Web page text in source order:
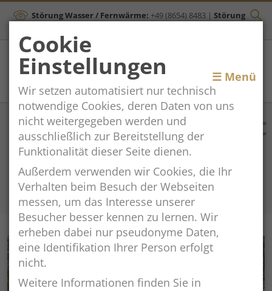
Störung Wasser / Fernwärme: +49 (8654) 8483 | Störung
Toggle
navigation
☰ Menü
Einwohnermeldeamt
und Standesamt am
9. März geschlossen
2026-03-03
Cookie
Einstellungen
Wir setzen automatisiert nur technisch
notwendige Cookies, deren Daten von uns
nicht weitergegeben werden und
ausschließlich zur Bereitstellung der
Funktionalität dieser Seite dienen.
Außerdem verwenden wir Cookies, die Ihr
Verhalten beim Besuch der Webseiten
messen, um das Interesse unserer
Besucher besser kennen zu lernen. Wir
erheben dabei nur pseudonyme Daten,
eine Identifikation Ihrer Person erfolgt
nicht.
Weitere Informationen finden Sie in